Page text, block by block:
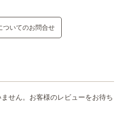
ついてのお問合せ
せん。お客様のレビューをお待ち